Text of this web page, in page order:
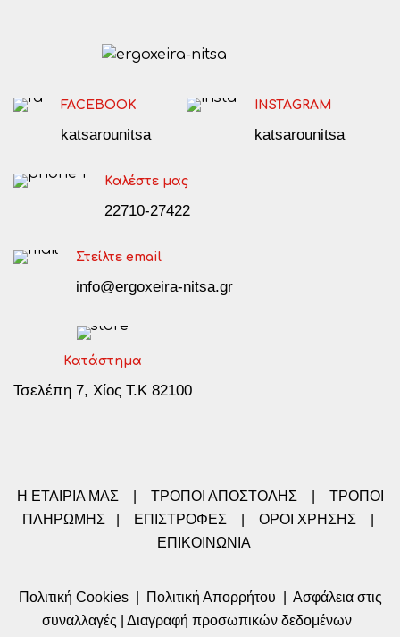
FACEBOOK
katsarounitsa
INSTAGRAM
katsarounitsa
Καλέστε μας
22710-27422
Στείλτε email
info@ergoxeira-nitsa.gr
Κατάστημα
Τσελέπη 7, Χίος Τ.Κ 82100
Η ΕΤΑΙΡΙΑ ΜΑΣ ΤΡΟΠΟΙ ΑΠΟΣΤΟΛΗΣ
ΤΡΟΠΟΙ
ΠΛΗΡΩΜΗΣ
ΕΠΙΣΤΡΟΦΕΣ ΟΡΟΙ ΧΡΗΣΗΣ
ΕΠΙΚΟΙΝΩΝΙΑ
Πολιτική Cookies| Πολιτική Απορρήτου
Ασφάλεια στις
συναλλαγές
Διαγραφή προσωπικών δεδομένων